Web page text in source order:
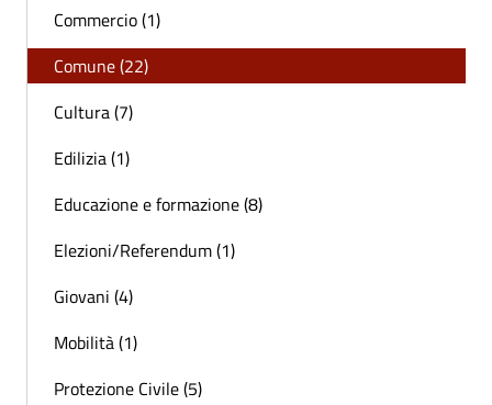
Commercio (1)
Comune (22)
Cultura (7)
Edilizia (1)
Educazione e formazione (8)
Elezioni/Referendum (1)
Giovani (4)
Mobilità (1)
Protezione Civile (5)